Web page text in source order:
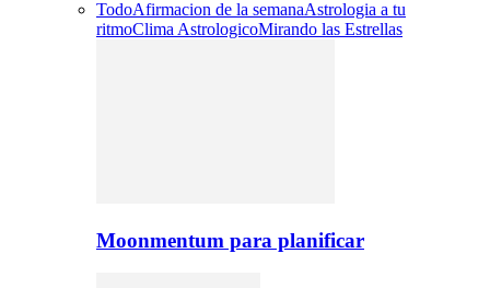
TodoAfirmacion de la semanaAstrologia a tu
ritmoClima AstrologicoMirando las Estrellas
Moonmentum para planificar